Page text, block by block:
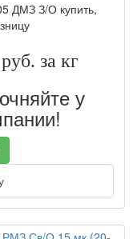
ДМЗ З/О купить,
руб. за кг
у